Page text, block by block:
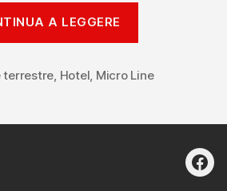
A LEGGERE
con
sistema
terrestre Hotel Micro Line